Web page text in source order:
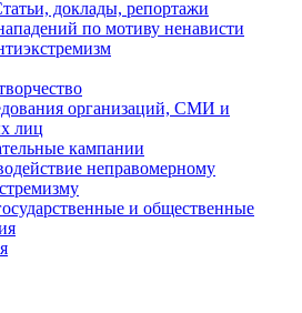
доклады, репортажи
по мотиву ненависти
организаций, СМИ и
лиц
кампании
неправомерному
и общественные